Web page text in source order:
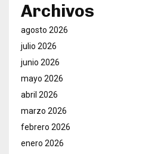
Archivos
agosto 2026
julio 2026
junio 2026
mayo 2026
abril 2026
marzo 2026
febrero 2026
enero 2026